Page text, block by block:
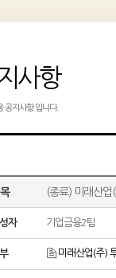
사항
공지사항 입니다.
(종료) 미래산
자 기업금융2팀
미래산업(주)